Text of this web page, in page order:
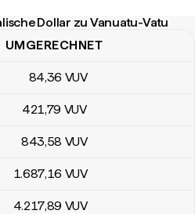
Dollar zu Vanuatu-Vatu
Dollar zu Vanuatu-Vatu
UMGERECHNET
84,36 VUV
421,79 VUV
843,58 VUV
1.687,16 VUV
4.217,89 VUV